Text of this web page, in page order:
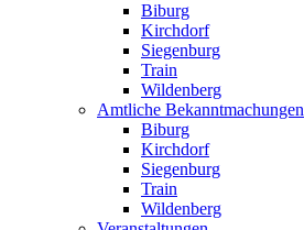
Biburg
Kirchdorf
Siegenburg
Train
Wildenberg
Amtliche Bekanntmachungen
Biburg
Kirchdorf
Siegenburg
Train
Wildenberg